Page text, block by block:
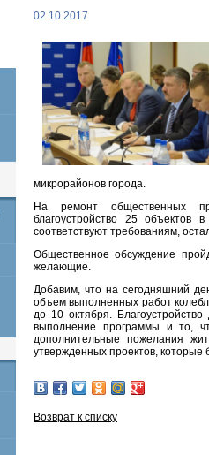
02.10.2017
микрорайонов города.
На ремонт общественных
благоустройство 25 объектов
соответствуют требованиям,
Общественное обсуждение
желающие.
Добавим, что на сегодняшний
объем выполненных работ
до 10 октября.
выполнение программы и то,
дополнительные пожелания
утвержденных проектов, которые
Возврат к списку